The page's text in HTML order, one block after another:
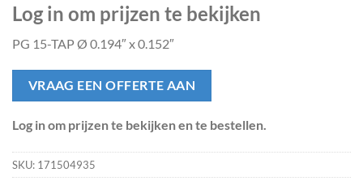
Log in om prijzen te bekijken
PG 15-TAP Ø 0.194″ x 0.152″
VRAAG EEN OFFERTE AAN
Log in om prijzen te bekijken en te bestellen.
SKU: 171504935